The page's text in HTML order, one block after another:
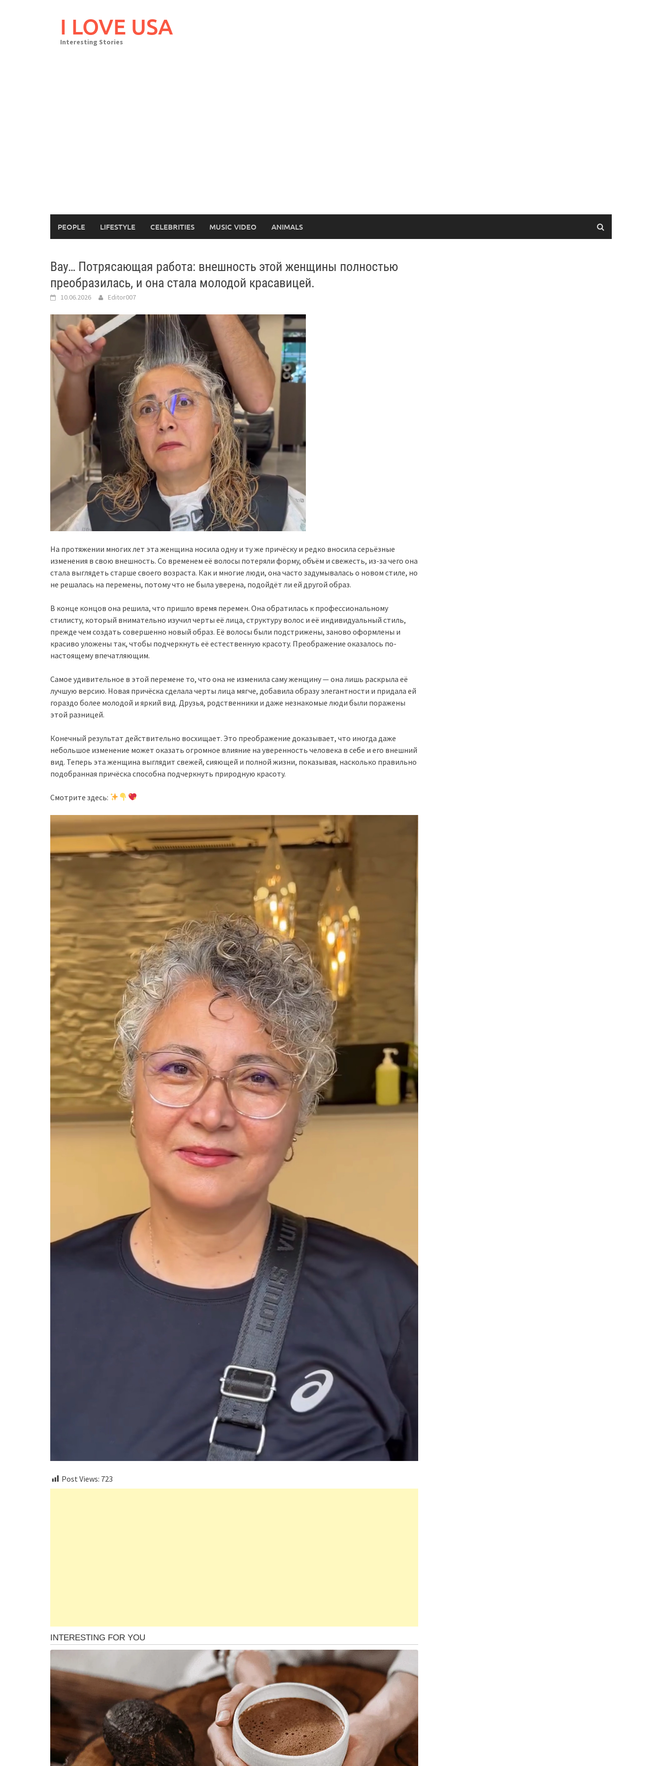
I LOVE USA
Interesting Stories
PEOPLE LIFESTYLE CELEBRITIES MUSIC VIDEO ANIMALS
Вау… Потрясающая работа: внешность этой женщины полностью
преобразилась, и она стала молодой красавицей.
10.06.2026 Editor007
На протяжении многих лет эта женщина носила одну и ту же причёску и редко вносила серьёзные
изменения в свою внешность. Со временем её волосы потеряли форму, объём и свежесть, из-за чего она
стала выглядеть старше своего возраста. Как и многие люди, она часто задумывалась о новом стиле, но
не решалась на перемены, потому что не была уверена, подойдёт ли ей другой образ.
В конце концов она решила, что пришло время перемен. Она обратилась к профессиональному
стилисту, который внимательно изучил черты её лица, структуру волос и её индивидуальный стиль,
прежде чем создать совершенно новый образ. Её волосы были подстрижены, заново оформлены и
красиво уложены так, чтобы подчеркнуть её естественную красоту. Преображение оказалось по-
настоящему впечатляющим.
Самое удивительное в этой перемене то, что она не изменила саму женщину — она лишь раскрыла её
лучшую версию. Новая причёска сделала черты лица мягче, добавила образу элегантности и придала ей
гораздо более молодой и яркий вид. Друзья, родственники и даже незнакомые люди были поражены
этой разницей.
Конечный результат действительно восхищает. Это преображение доказывает, что иногда даже
небольшое изменение может оказать огромное влияние на уверенность человека в себе и его внешний
вид. Теперь эта женщина выглядит свежей, сияющей и полной жизни, показывая, насколько правильно
подобранная причёска способна подчеркнуть природную красоту.
Смотрите здесь:
Post Views: 723